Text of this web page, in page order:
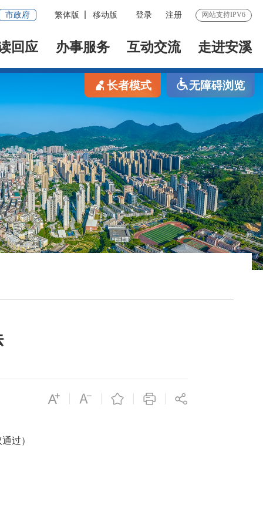
市政府 繁体版 移动版 登录 注册 网站支持IPV6
回应 办事服务 互动交流 走进安溪
长者模式 无障碍浏览
过）